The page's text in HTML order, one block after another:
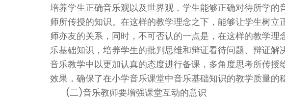
培养学生正确音乐观以及世界观，学生能够正确对待所学
师所传授的知识。在这样的教学理念之下，能够让学生树
师亦友的关系，同时，不可否认的一点是，在这样的教学
乐基础知识，培养学生的批判思维和辩证看待问题、辩证
音乐教学中以更加认真的态度进行备课，多角度思考所传
效果，确保了在小学音乐课堂中音乐基础知识的教学质量的
(二)音乐教师要增强课堂互动的意识